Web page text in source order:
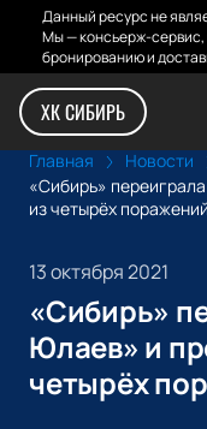
Данный ресурс не
Мы — консьерж-
бронированию и
ХК СИБИРЬ
Главная
Новости
«Сибирь»
из четырёх поражений
13 октября 2021
«Сибирь»
Юлаев» и
четырёх